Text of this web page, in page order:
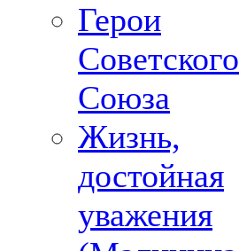
Герои
Советского
Союза
Жизнь,
достойная
уважения